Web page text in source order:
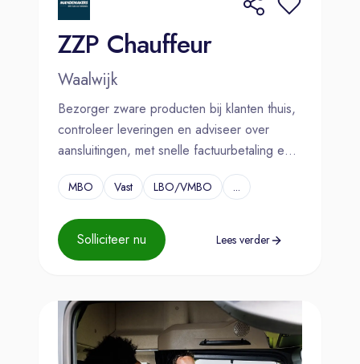
ZZP Chauffeur
Waalwijk
Bezorger zware producten bij klanten thuis,
controleer leveringen en adviseer over
aansluitingen, met snelle factuurbetaling en
flexibel rittenplan.
MBO Vast LBO/VMBO ...
Solliciteer nu Lees verder